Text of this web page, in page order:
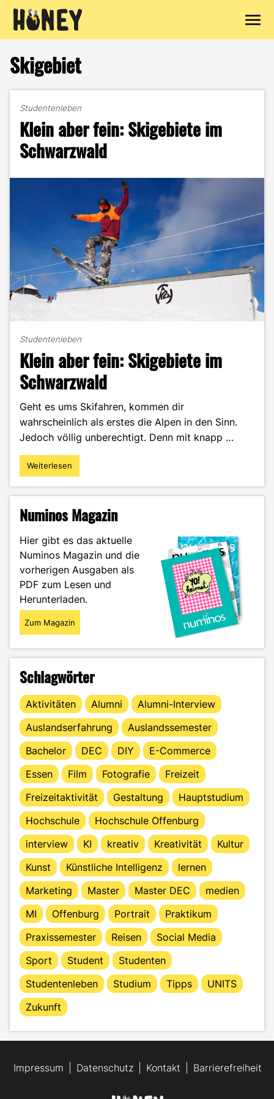
Inhalt
springen
Skigebiet
Studentenleben
Klein aber fein: Skigebiete im
Schwarzwald
Studentenleben
Klein aber fein: Skigebiete im
Schwarzwald
Geht es ums Skifahren, kommen dir
wahrscheinlich als erstes die Alpen in den Sinn.
Jedoch völlig unberechtigt. Denn mit knapp …
"Klein
aber
im
Weiterlesen
Numinos Magazin
Hier gibt es das aktuelle
Numinos Magazin und die
vorherigen Ausgaben als
PDF zum Lesen und
Herunterladen.
Zum Magazin
Schlagwörter
Aktivitäten Alumni
Alumni-Interview
Auslandserfahrung
Auslandssemester
Bachelor
DEC DIY
E-Commerce
Essen
Film Fotografie
Freizeit
Freizeitaktivität
Gestaltung
Hauptstudium
Hochschule
Hochschule Offenburg
interview
KI kreativ Kreativität
Kultur
Kunst
Künstliche Intelligenz
lernen
Marketing
Master Master DEC
medien
MI
Offenburg Portrait
Praktikum
Praxissemester
Reisen
Social Media
Sport
Student
Studenten
Studentenleben
Studium Tipps
UNITS
Zukunft
Impressum Datenschutz Kontakt Barrierefreiheit